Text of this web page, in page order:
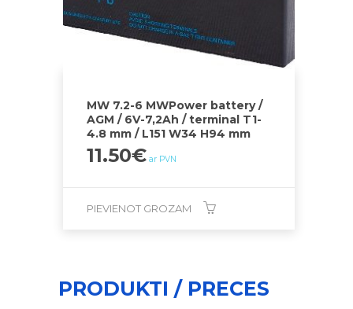
MW 7.2-6 MWPower battery /
AGM / 6V-7,2Ah / terminal T1-
4.8 mm / L151 W34 H94 mm
11.50€ ar PVN
PIEVIENOT GROZAM
PRODUKTI / PRECES